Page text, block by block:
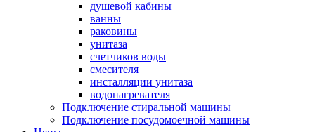
душевой кабины
ванны
раковины
унитаза
счетчиков воды
смесителя
инсталляции унитаза
водонагревателя
Подключение стиральной машины
Подключение посудомоечной машины